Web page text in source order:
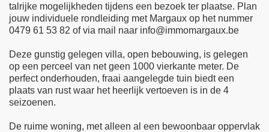
talrijke mogelijkheden tijdens een bezoek ter plaatse. Plan
jouw individuele rondleiding met Margaux op het nummer
0479 61 53 82 of via mail naar info@immomargaux.be
Deze gunstig gelegen villa, open bebouwing, is gelegen
op een perceel van net geen 1000 vierkante meter. De
perfect onderhouden, fraai aangelegde tuin biedt een
plaats van rust waar het heerlijk vertoeven is in de 4
seizoenen.
De ruime woning, met alleen al een bewoonbaar oppervlak